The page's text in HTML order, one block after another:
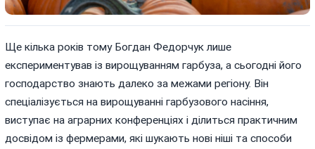
Ще кілька років тому Богдан Федорчук лише
експериментував із вирощуванням гарбуза, а сьогодні його
господарство знають далеко за межами регіону. Він
спеціалізується на вирощуванні гарбузового насіння,
виступає на аграрних конференціях і ділиться практичним
досвідом із фермерами, які шукають нові ніші та способи